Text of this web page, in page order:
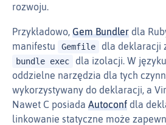
rozwoju.
Przykładowo, Gem Bundler dla
manifestu
Gemfile dla deklaracji
bundle exec
dla izolacji. W
oddzielne narzędzia dla tych
wykorzystywany do deklaracji, a
Nawet C posiada Autoconf dla
linkowanie statyczne może